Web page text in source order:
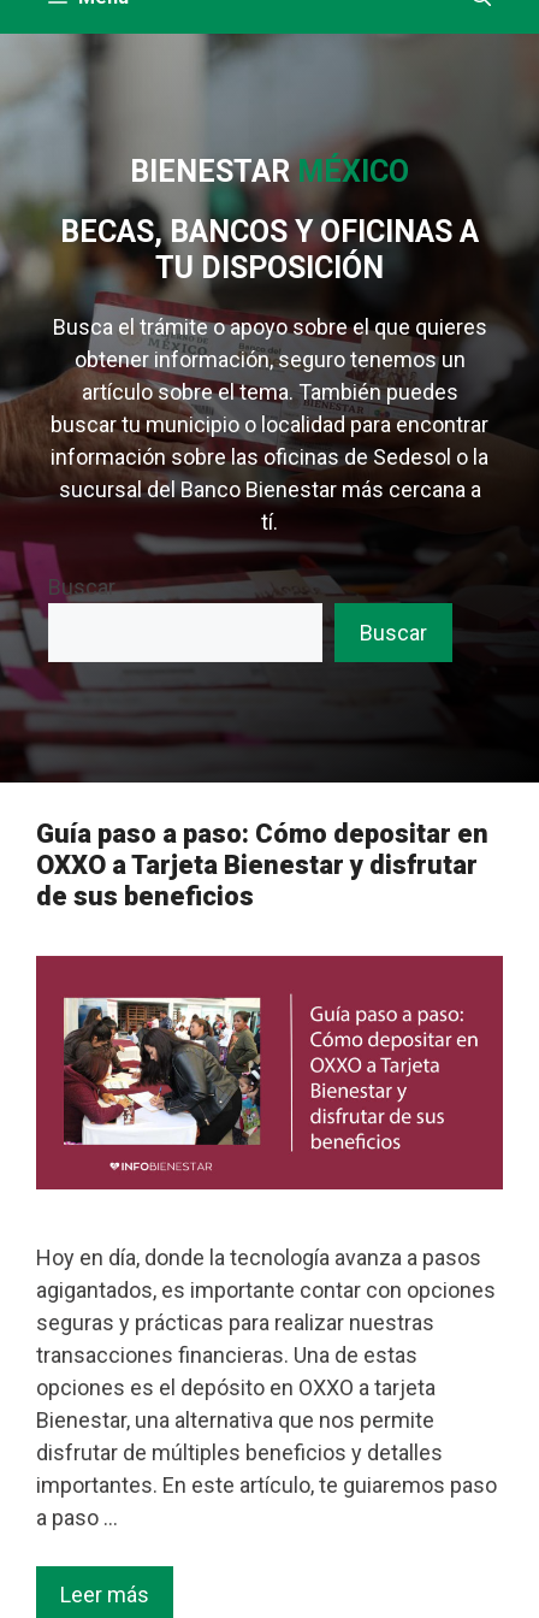
BIENESTAR MÉXICO
BECAS, BANCOS Y OFICINAS A
TU DISPOSICIÓN
Busca el trámite o apoyo sobre el que quieres
obtener información, seguro tenemos un
artículo sobre el tema. También puedes
buscar tu municipio o localidad para encontrar
información sobre las oficinas de Sedesol o la
sucursal del Banco Bienestar más cercana a
tí.
Buscar
Buscar
Guía paso a paso: Cómo depositar en
OXXO a Tarjeta Bienestar y disfrutar
de sus beneficios
Hoy en día, donde la tecnología avanza a pasos
agigantados, es importante contar con opciones
seguras y prácticas para realizar nuestras
transacciones financieras. Una de estas
opciones es el depósito en OXXO a tarjeta
Bienestar, una alternativa que nos permite
disfrutar de múltiples beneficios y detalles
importantes. En este artículo, te guiaremos paso
a paso …
Leer más